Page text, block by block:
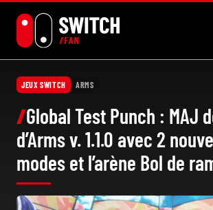
contenu
JEUX SWITCH ARMS
Global Test Punch : MAJ
d’Arms v. 1.1.0 avec 2
modes et l’arène Bol de